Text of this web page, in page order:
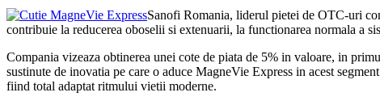
Sanofi Romania, liderul pietei de OTC-uri
contribuie la reducerea oboselii si extenuarii, la functionarea normala a
Compania vizeaza obtinerea unei cote de piata de 5% in valoare, in
sustinute de inovatia pe care o aduce MagneVie Express in acest
fiind total adaptat ritmului vietii moderne.